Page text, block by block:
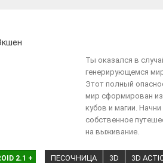
Ты оказался в
генерирующемся
Этот полный
мир сформирован из
кубов и магии.
собственное
на выживание.
2.1 + ПЕСОЧНИЦА 3D 3D